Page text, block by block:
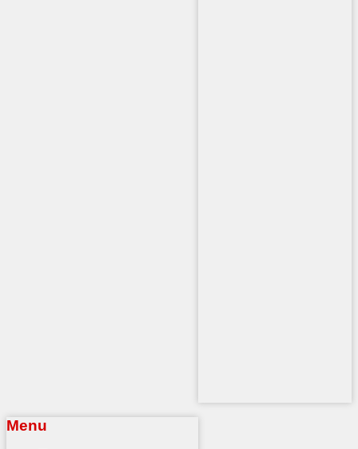
Menu